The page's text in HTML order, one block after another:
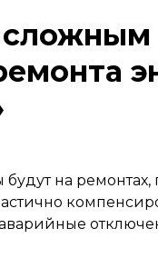
энергоблоков —
сложным
на ремонтах,